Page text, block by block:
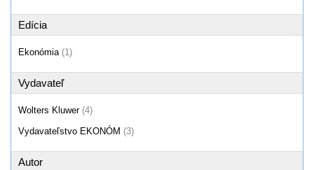
Edícia
Ekonómia (1)
Vydavateľ
Wolters Kluwer (4)
Vydavateľstvo EKONÓM (3)
Autor